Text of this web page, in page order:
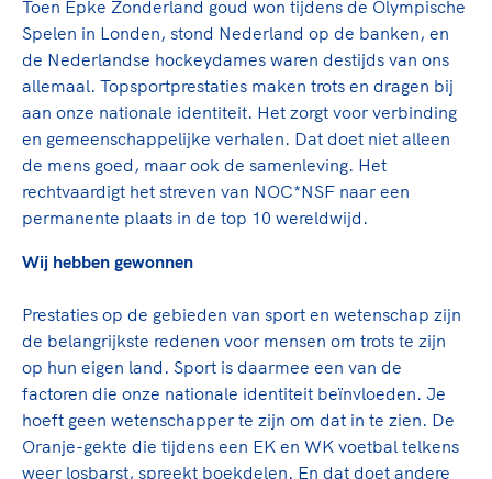
Sportonderzoek
Sportakkoord II
Game Changer
TeamNL kids
Olympische geschiedenis
Columns
Sport gaat niet vanzelf
Veilige en integere sport
Diversiteit en inclusie
Gezonde sportomgeving
Duurzaamheid
Bekwaam sportkader
Vitale clubs en bestuurlijk kader
Sportmatch
Handboek Wet- en Regelgeving
Opleidingen en trainingen
High5 Stappenplan
Ruimte voor sport
TeamNL Academie Kalender
Kennisaanbod TeamNL Experts
TeamNL Sport Science Centre
Olympische Spelen LA28
Paralympische Spelen LA28
Europese Spelen Istanbul 2027
Topsportbeleid
Topsportfinanciering
Maatschappelijke waarde topsport
Top teamsportcompetities
Toen Epke Zonderland goud won tijdens de Olympische
Spelen in Londen, stond Nederland op de banken, en
de Nederlandse hockeydames waren destijds van ons
allemaal. Topsportprestaties maken trots en dragen bij
aan onze nationale identiteit. Het zorgt voor verbinding
en gemeenschappelijke verhalen. Dat doet niet alleen
de mens goed, maar ook de samenleving. Het
rechtvaardigt het streven van NOC*NSF naar een
permanente plaats in de top 10 wereldwijd.
Wij hebben gewonnen
Prestaties op de gebieden van sport en wetenschap zijn
de belangrijkste redenen voor mensen om trots te zijn
op hun eigen land. Sport is daarmee een van de
factoren die onze nationale identiteit beïnvloeden. Je
hoeft geen wetenschapper te zijn om dat in te zien. De
Oranje-gekte die tijdens een EK en WK voetbal telkens
weer losbarst, spreekt boekdelen. En dat doet andere